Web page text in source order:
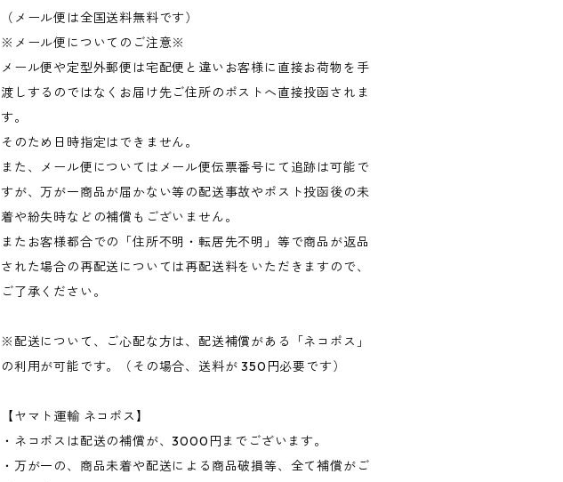
（メール便は全国送料無料です）
※メール便についてのご注意※
メール便や定型外郵便は宅配便と違いお客様に直接お荷物を手
渡しするのではなくお届け先ご住所のポストへ直接投函されま
す。
そのため日時指定はできません。
また、メール便についてはメール便伝票番号にて追跡は可能で
すが、万が一商品が届かない等の配送事故やポスト投函後の未
着や紛失時などの補償もございません。
またお客様都合での「住所不明・転居先不明」等で商品が返品
された場合の再配送については再配送料をいただきますので、
ご了承ください。
※配送について、ご心配な方は、配送補償がある「ネコポス」
の利用が可能です。（その場合、送料が 350円必要です）
【ヤマト運輸 ネコポス】
・ネコポスは配送の補償が、3000円までございます。
・万が一の、商品未着や配送による商品破損等、全て補償がご